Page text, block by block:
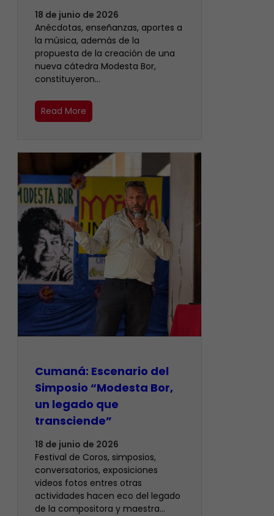
18 de junio de 2026
Anécdotas, enseñanzas, aportes a
la música, además de la
propuesta de la creación de una
nueva cátedra Modesta Bor,
constituyeron…
Read More
Cumaná: Escenario del
Simposio “Modesta Bor,
un legado que
transciende”
18 de junio de 2026
Festival de Coros, simposios,
conversatorios, exposiciones
videos fotos entres otras
actividades hacen eco del legado
de la compositora y maestra…